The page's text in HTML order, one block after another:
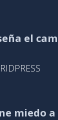
el
miedo